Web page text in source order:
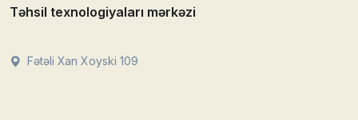
Təhsil texnologiyaları mərkəzi
Fətəli Xan Xoyski 109